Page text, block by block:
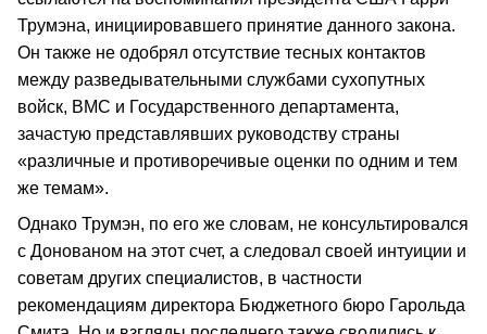
Трумэна, инициировавшего принятие данного закона.
Он также не одобрял отсутствие тесных контактов
между разведывательными службами сухопутных
войск, ВМС и Государственного департамента,
зачастую представлявших руководству страны
«различные и противоречивые оценки по одним и тем
же темам».
Однако Трумэн, по его же словам, не консультировался
с Донованом на этот счет, а следовал своей интуиции и
советам других специалистов, в частности
рекомендациям директора Бюджетного бюро Гарольда